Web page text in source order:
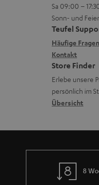
a
d
e
n
z
u
r
G
a
r
a
n
i
e
ä
t
e
R
ü
c
k
a
h
m
L
e
x
i
k
o
n
t
a
k
t
d
a
t
n
Sa 09:00 –
Sonn- und
Teufel
Häufige Fragen
Kontakt
Store Finder
Erlebe unsere
persönlich im
Übersicht
8